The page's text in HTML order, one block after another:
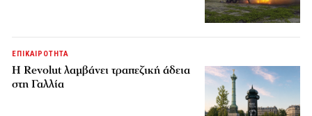
ΕΠΙΚΑΙΡΟΤΗΤΑ
Η Revolut λαμβάνει τραπεζική άδεια
στη Γαλλία